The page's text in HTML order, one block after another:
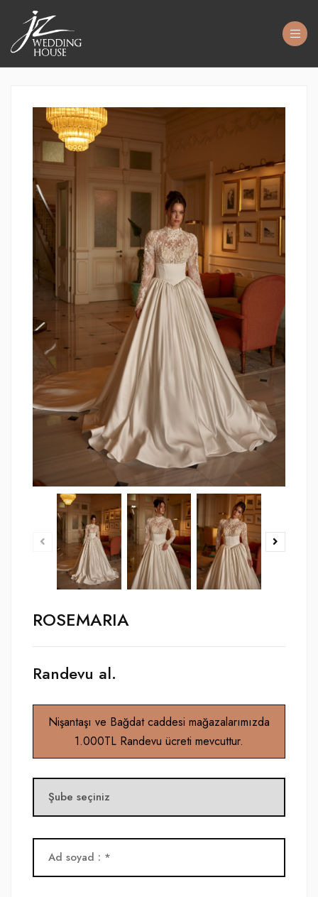
ROSEMARIA
Randevu al.
Nişantaşı ve Bağdat caddesi mağazalarımızda
1.000TL Randevu ücreti mevcuttur.